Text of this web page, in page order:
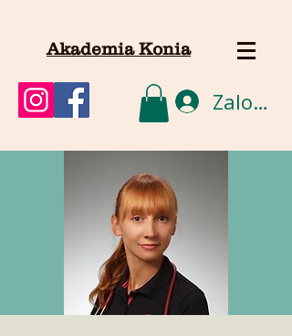
Akademia Konia
Zaloguj